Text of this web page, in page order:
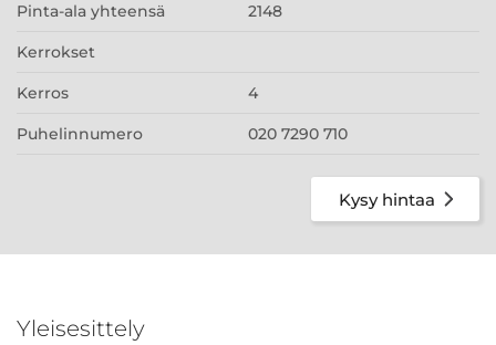
Pinta-ala yhteensä 2148
Kerrokset
Kerros 4
Puhelinnumero 020 7290 710
Kysy hintaa
Yleisesittely